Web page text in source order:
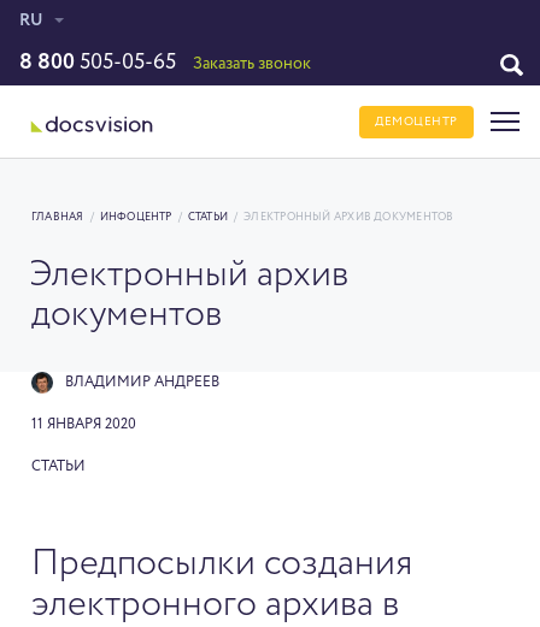
RU
8 800 505-05-65 Заказать звонок
ДЕМОЦЕНТР
ГЛАВНАЯ / ИНФОЦЕНТР / СТАТЬИ / ЭЛЕКТРОННЫЙ АРХИВ ДОКУМЕНТОВ
Электронный архив
документов
ВЛАДИМИР АНДРЕЕВ
11 ЯНВАРЯ 2020
СТАТЬИ
Предпосылки создания
электронного архива в